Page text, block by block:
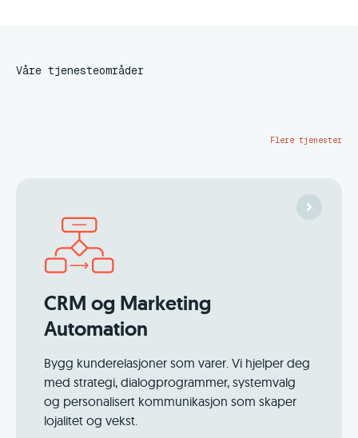
Våre tjenesteområder
Flere tjenester
CRM og Marketing
Automation
Bygg kunderelasjoner som varer. Vi hjelper deg
med strategi, dialogprogrammer, systemvalg
og personalisert kommunikasjon som skaper
lojalitet og vekst.